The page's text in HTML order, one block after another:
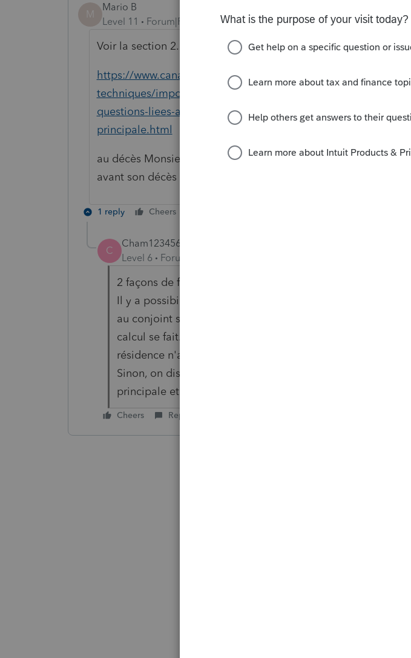
M
Mario B
Level 11
Forum|Forum|6 years ago
Voir la section 2.69 et 2.70 ,2.71 au lien de l'ARC suivant:
https://www.canada.ca/fr/agence-revenu/services/impot/
techniques/impot-revenu/folios-impot-revenu/serie-1-
questions-liees-a-unite-familiale/folio-impot-revenu-s1-f3-c2-
principale.html
au décès Monsieur X est réputé avoir disposé de la maison
avant son décès et avoir reçu un produit égal au coût pour lui
1 reply Cheers
C
Cham123456
Level 6
Forum|Forum|6 years ago
2 façons de faire:
Il y a possibilité de faire un "roulement": Le titre de
au conjoint survivant et c'est lorsque celui-ci vend ou
calcul se fait. Si l'on a une imposition sur le gain en capital
résidence n'a pas été "résidence principale" durant toute sa
Sinon, on dispose à JVM mais en faisant la déclaration de
principale et il n'y a pas d'imposition.
Cheers Reply